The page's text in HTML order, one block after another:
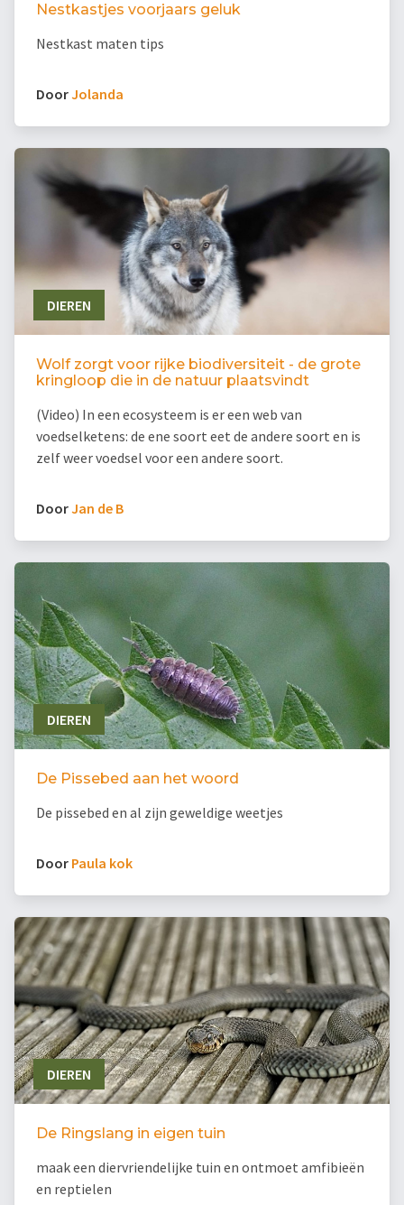
Nestkastjes voorjaars geluk
Nestkast maten tips
DoorJolanda
DIEREN
Wolf zorgt voor rijke biodiversiteit - de grote
kringloop die in de natuur plaatsvindt
(Video) In een ecosysteem is er een web van
voedselketens: de ene soort eet de andere soort en is
zelf weer voedsel voor een andere soort.
DoorJan de B
DIEREN
De Pissebed aan het woord
De pissebed en al zijn geweldige weetjes
Door Paula kok
DIEREN
De Ringslang in eigen tuin
maak een diervriendelijke tuin en ontmoet amfibieën
en reptielen